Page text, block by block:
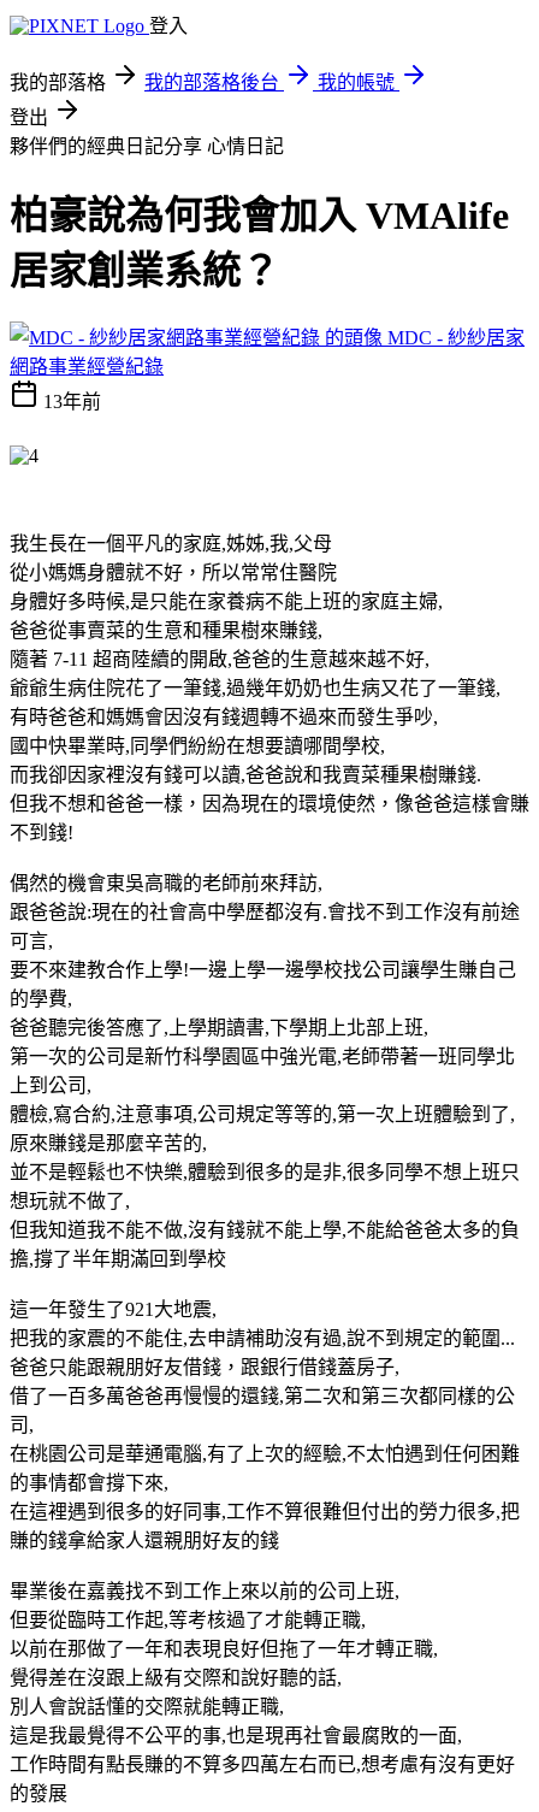
登入
我的部落格 我的部落格後台
我的帳號
登出
夥伴們的經典日記分享 心情日記
柏豪說為何我會加入 VMAlife
居家創業系統？
MDC - 紗紗居家
網路事業經營紀錄
13年前
我生長在一個平凡的家庭,姊姊,我,父母
從小媽媽身體就不好，所以常常住醫院
身體好多時候,是只能在家養病不能上班的家庭主婦,
爸爸從事賣菜的生意和種果樹來賺錢,
隨著 7-11 超商陸續的開啟,爸爸的生意越來越不好,
爺爺生病住院花了一筆錢,過幾年奶奶也生病又花了一筆錢,
有時爸爸和媽媽會因沒有錢週轉不過來而發生爭吵,
國中快畢業時,同學們紛紛在想要讀哪間學校,
而我卻因家裡沒有錢可以讀,爸爸說和我賣菜種果樹賺錢.
但我不想和爸爸一樣，因為現在的環境使然，像爸爸這樣會賺
不到錢!
偶然的機會東吳高職的老師前來拜訪,
跟爸爸說:現在的社會高中學歷都沒有.會找不到工作沒有前途
可言,
要不來建教合作上學!一邊上學一邊學校找公司讓學生賺自己
的學費,
爸爸聽完後答應了,上學期讀書,下學期上北部上班,
第一次的公司是新竹科學園區中強光電,老師帶著一班同學北
上到公司,
體檢,寫合約,注意事項,公司規定等等的,第一次上班體驗到了,
原來賺錢是那麼辛苦的,
並不是輕鬆也不快樂,體驗到很多的是非,很多同學不想上班只
想玩就不做了,
但我知道我不能不做,沒有錢就不能上學,不能給爸爸太多的負
擔,撐了半年期滿回到學校
這一年發生了921大地震,
把我的家震的不能住,去申請補助沒有過,說不到規定的範圍...
爸爸只能跟親朋好友借錢，跟銀行借錢蓋房子,
借了一百多萬爸爸再慢慢的還錢,第二次和第三次都同樣的公
司,
在桃園公司是華通電腦,有了上次的經驗,不太怕遇到任何困難
的事情都會撐下來,
在這裡遇到很多的好同事,工作不算很難但付出的勞力很多,把
賺的錢拿給家人還親朋好友的錢
畢業後在嘉義找不到工作上來以前的公司上班,
但要從臨時工作起,等考核過了才能轉正職,
以前在那做了一年和表現良好但拖了一年才轉正職,
覺得差在沒跟上級有交際和說好聽的話,
別人會說話懂的交際就能轉正職,
這是我最覺得不公平的事,也是現再社會最腐敗的一面,
工作時間有點長賺的不算多四萬左右而已,想考慮有沒有更好
的發展